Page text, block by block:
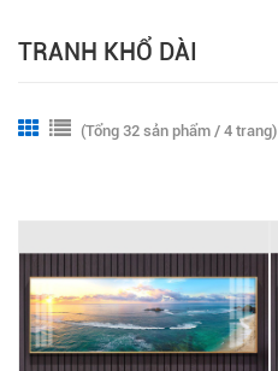
TRANH KHỔ DÀI
(Tổng 32 sản phẩm / 4 trang)